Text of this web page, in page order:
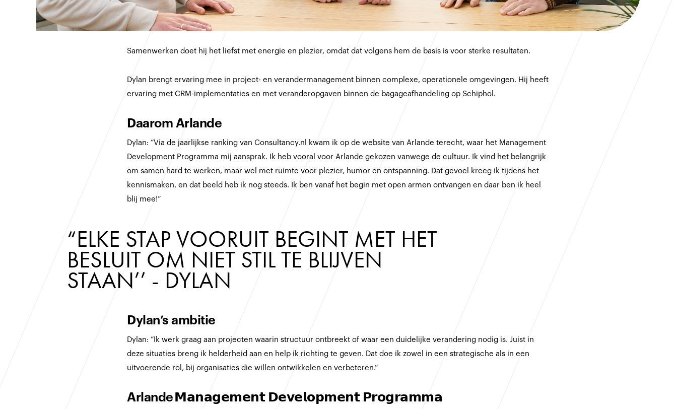
Samenwerken doet hij het liefst met energie en plezier, omdat dat volgens hem de basis is voor sterke resultaten.
Dylan brengt ervaring mee in project- en verandermanagement binnen complexe, operationele omgevingen. Hij heeft
ervaring met CRM-implementaties en met veranderopgaven binnen de bagageafhandeling op Schiphol.
‍Daarom Arlande‍
Dylan: “Via de jaarlijkse ranking van Consultancy.nl kwam ik op de website van Arlande terecht, waar het Management
Development Programma mij aansprak. Ik heb vooral voor Arlande gekozen vanwege de cultuur. Ik vind het belangrijk
om samen hard te werken, maar wel met ruimte voor plezier, humor en ontspanning. Dat gevoel kreeg ik tijdens het
kennismaken, en dat beeld heb ik nog steeds. Ik ben vanaf het begin met open armen ontvangen en daar ben ik heel
blij mee!”
“ELKE STAP VOORUIT BEGINT MET HET
BESLUIT OM NIET STIL TE BLIJVEN
STAAN’’ - DYLAN
‍Dylan’s ambitie‍
Dylan: “Ik werk graag aan projecten waarin structuur ontbreekt of waar een duidelijke verandering nodig is. Juist in
deze situaties breng ik helderheid aan en help ik richting te geven. Dat doe ik zowel in een strategische als in een
uitvoerende rol, bij organisaties die willen ontwikkelen en verbeteren.”
Arlande 𝗠𝗮𝗻𝗮𝗴𝗲𝗺𝗲𝗻𝘁 𝗗𝗲𝘃𝗲𝗹𝗼𝗽𝗺𝗲𝗻𝘁 𝗣𝗿𝗼𝗴𝗿𝗮𝗺𝗺𝗮